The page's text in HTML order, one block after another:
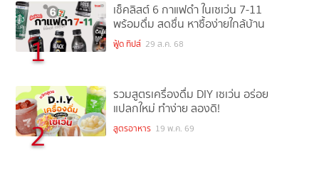
1
เช็คลิสต์ 6 กาแฟดำ ในเซเว่น 7-11
พร้อมดื่ม สดชื่น หาซื้อง่ายใกล้บ้าน
ฟู้ด ทิปส์ 29 ส.ค. 68
2
รวมสูตรเครื่องดื่ม DIY เซเว่น อร่อย
แปลกใหม่ ทำง่าย ลองดิ!
สูตรอาหาร 19 พ.ค. 69